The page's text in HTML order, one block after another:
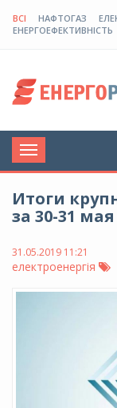
ВСІ НАФТОГАЗ
ЕНЕРГОЕФЕКТИВНІСТЬ
Toggle
navigation
Итоги
за 30-31
31.05.2019 11:21
електроенергія